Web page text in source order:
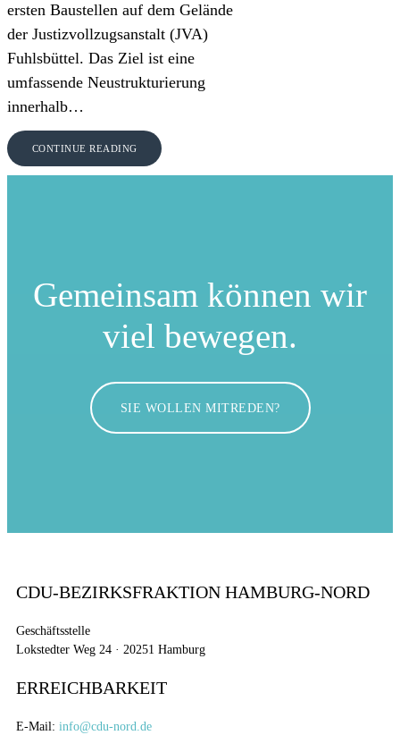
ersten Baustellen auf dem Gelände
der Justizvollzugsanstalt (JVA)
Fuhlsbüttel. Das Ziel ist eine
umfassende Neustrukturierung
innerhalb…
CONTINUE READING
Gemeinsam können wir
viel bewegen.
SIE WOLLEN MITREDEN?
CDU-BEZIRKSFRAKTION HAMBURG-NORD
Geschäftsstelle
Lokstedter Weg 24 · 20251 Hamburg
ERREICHBARKEIT
E-Mail: info@cdu-nord.de